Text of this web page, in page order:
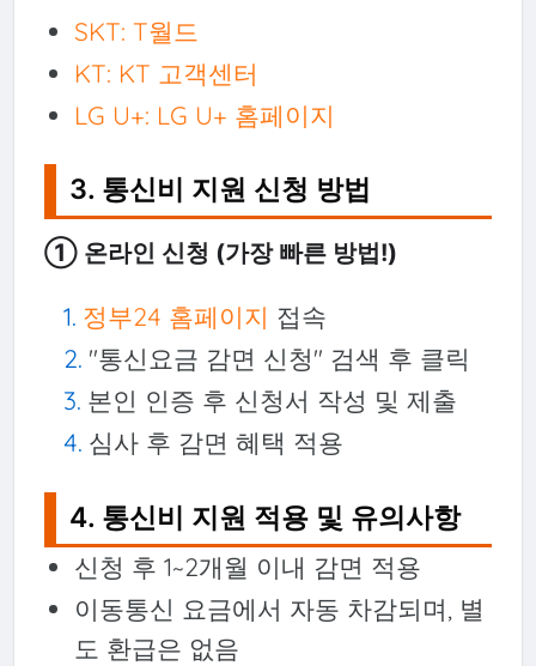
SKT: T월드
KT: KT 고객센터
LG U+: LG U+ 홈페이지
3. 통신비 지원 신청 방법
① 온라인 신청 (가장 빠른 방법!)
정부24 홈페이지 접속
"통신요금 감면 신청" 검색 후 클릭
본인 인증 후 신청서 작성 및 제출
심사 후 감면 혜택 적용
4. 통신비 지원 적용 및 유의사항
신청 후 1~2개월 이내 감면 적용
이동통신 요금에서 자동 차감되며, 별
도 환급은 없음